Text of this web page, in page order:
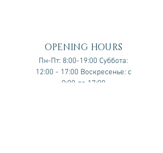
OPENING HOURS
Пн-Пт: 8:00-19:00​​ Суббота:
12:00 - 17:00​ Воскресенье: с
9:00 до 17:00